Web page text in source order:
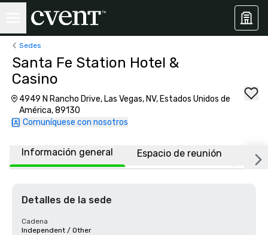
Sedes
Santa Fe Station Hotel &
Casino
4949 N Rancho Drive, Las Vegas, NV, Estados Unidos de
América, 89130
Comuníquese con nosotros
Información general Espacio de reunión
Detalles de la sede
Cadena
Independent / Other